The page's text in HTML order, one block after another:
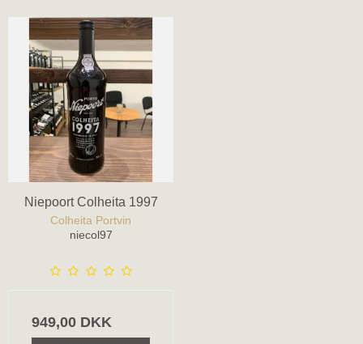
Niepoort Colheita 1997
Colheita Portvin
niecol97
949,00 DKK